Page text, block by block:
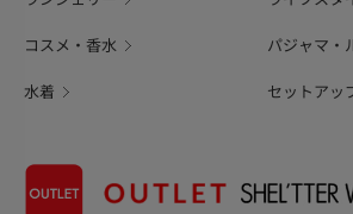
コスメ・香水 パジャマ・
水着 セットアッ